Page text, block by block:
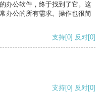
办公软件，终于找到了它。这
办公的所有需求。操作也很简
支持[0] 反对[0]
支持[0] 反对[0]